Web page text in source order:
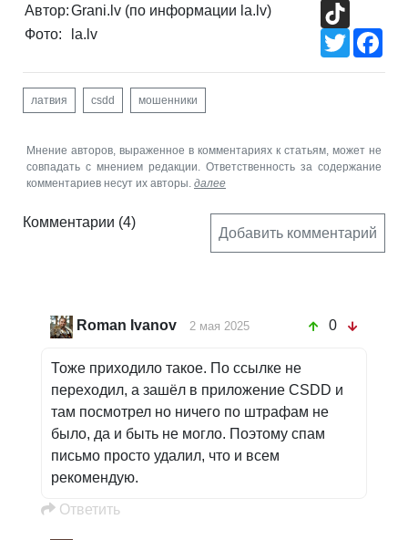
Автор:Grani.lv (по информации la.lv)
Фото:
la.lv
Twitter
латвия csdd мошенники
Мнение авторов, выраженное в комментариях к статьям, может не
совпадать с мнением редакции. Ответственность за содержание
комментариев несут их авторы. далее
Комментарии (4)
Добавить комментарий
Roman Ivanov 2 мая 2025 0
Тоже приходило такое. По ссылке не
переходил, а зашёл в приложение CSDD и
там посмотрел но ничего по штрафам не
было, да и быть не могло. Поэтому спам
письмо просто удалил, что и всем
рекомендую.
Oтветить